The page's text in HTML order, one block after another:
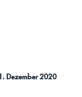
Dezember 2020